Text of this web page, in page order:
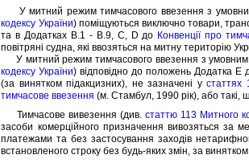
У митний режим тимчасового ввезення з
кодексу України) помiщуються виключно товари,
та в Додатках B.1 - B.9, C, D до Конвенцiї про
повiтрянi судна, якi ввозяться на митну територiю
У митний режим тимчасового ввезення з
кодексу України) вiдповiдно до положень Додатка Е
(за винятком пiдакцизних), не зазначенi устаттях
тимчасове ввезення (м. Стамбул, 1990 рiк), або такi,
Тимчасове вивезення (див. статтю 113 Митного
засоби комерцiйного призначення вивозяться за
платежами та без застосування заходiв
встановленого строку без будь-яких змiн, за